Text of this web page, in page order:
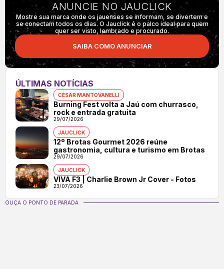
ANUNCIE NO JAUCLICK
Mostre sua marca onde os jauenses se informam, se divertem e
se conectam todos os dias. O Jauclick é o palco ideal para quem
quer ser visto, lembrado e procurado.
SAIBA COMO ANUNCIAR
ÚLTIMAS NOTÍCIAS
CÉSAR MANTOVANELLI
Burning Fest volta a Jaú com churrasco,
rock e entrada gratuita
29/07/2026
JAUCLICK
12º Brotas Gourmet 2026 reúne
gastronomia, cultura e turismo em Brotas
29/07/2026
JAUCLICK
VIVA F3 | Charlie Brown Jr Cover - Fotos
23/07/2026
OUÇA O PONTO DE PARADA